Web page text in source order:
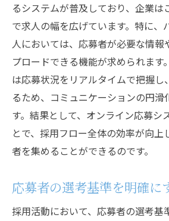
るシステムが普及しており、企業は
で求人の幅を広げています。特に、
人においては、応募者が必要な情報
プロードできる機能が求められます
は応募状況をリアルタイムで把握し
るため、コミュニケーションの円滑
す。結果として、オンライン応募シ
とで、採用フロー全体の効率が向上
者を集めることができるのです。
応募者の選考基準を明確に
採用活動において、応募者の選考基